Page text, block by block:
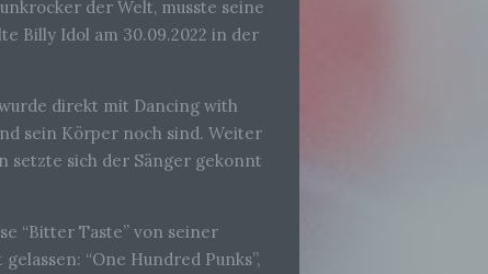
der Welt, musste seine
Billy Idol am 30.09.2022 in der
direkt mit Dancing with
sein Körper noch sind. Weiter
setzte sich der Sänger gekonnt
“Bitter Taste” von seiner
“One Hundred Punks”,